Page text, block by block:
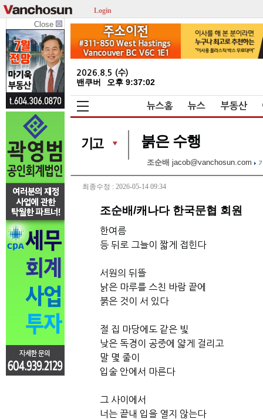
Login
Close
2026.8.5 (수)
밴쿠버 오후 9:37:02
뉴스홈 뉴스 부동산
붉은 수행
조순배 jacob@vanchosun.com
최종수정 : 2026-05-14 09:34
조순배/캐나다 한국문협 회원
한여름
등 뒤로 그늘이 짧게 접힌다
서원의 뒤뜰
낡은 마루를 스친 바람 끝에
붉은 것이 서 있다
절 집 마당에도 같은 빛
낮은 독경이 공중에 얇게 걸리고
말 몇 줄이
입술 안에서 마른다
그 사이에서
너는 끝내 입을 열지 않는다